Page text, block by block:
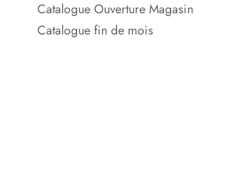
Catalogue Ouverture Magasin
Catalogue fin de mois